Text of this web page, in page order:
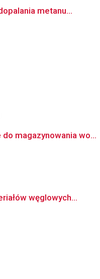
metanu...
magazynowania wo...
węglowych...